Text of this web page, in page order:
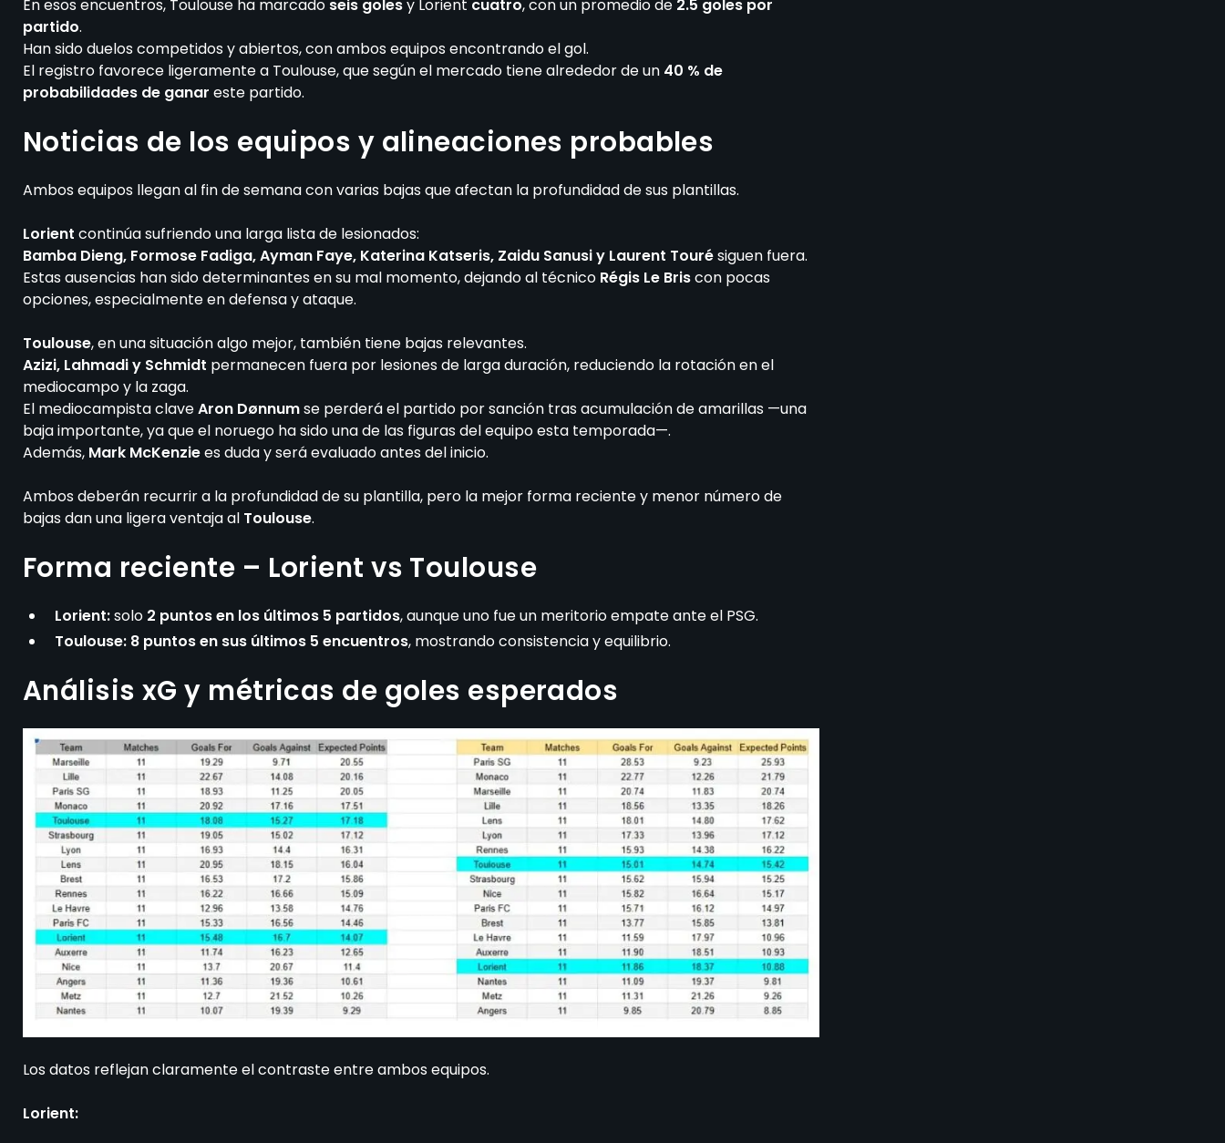
En esos encuentros, Toulouse ha marcado seis golesy Lorient cuatro, con un promedio de 2.5 goles por
partido.
Han sido duelos competidos y abiertos, con ambos equipos encontrando el gol.
El registro favorece ligeramente a Toulouse, que según el mercado tiene alrededor de un 40 % de
probabilidades de ganar este partido.
Noticias de los equipos y alineaciones probables
Ambos equipos llegan al fin de semana con varias bajas que afectan la profundidad de sus plantillas.
Lorient continúa sufriendo una larga lista de lesionados:
Bamba Dieng, Formose Fadiga, Ayman Faye, Katerina Katseris, Zaidu Sanusi y Laurent Tourésiguen fuera.
Estas ausencias han sido determinantes en su mal momento, dejando al técnico Régis Le Briscon pocas
opciones, especialmente en defensa y ataque.
Toulouse, en una situación algo mejor, también tiene bajas relevantes.
Azizi, Lahmadi y Schmidt permanecen fuera por lesiones de larga duración, reduciendo la rotación en el
mediocampo y la zaga.
El mediocampista claveAron Dønnumse perderá el partido por sanción tras acumulación de amarillas —una
baja importante, ya que el noruego ha sido una de las figuras del equipo esta temporada—.
Además, Mark McKenziees duda y será evaluado antes del inicio.
Ambos deberán recurrir a la profundidad de su plantilla, pero la mejor forma reciente y menor número de
bajas dan una ligera ventaja al Toulouse.
Forma reciente – Lorient vs Toulouse
Lorient:solo 2 puntos en los últimos 5 partidos, aunque uno fue un meritorio empate ante el PSG.
Toulouse: 8 puntos en sus últimos 5 encuentros, mostrando consistencia y equilibrio.
Análisis xG y métricas de goles esperados
Los datos reflejan claramente el contraste entre ambos equipos.
Lorient: